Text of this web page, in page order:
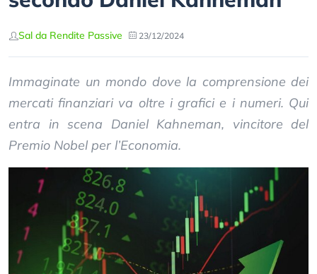
Sal da Rendite Passive 23/12/2024
Immaginate un mondo dove la comprensione dei
mercati finanziari va oltre i grafici e i numeri. Qui
entra in scena Daniel Kahneman, vincitore del
Premio Nobel per l’Economia.